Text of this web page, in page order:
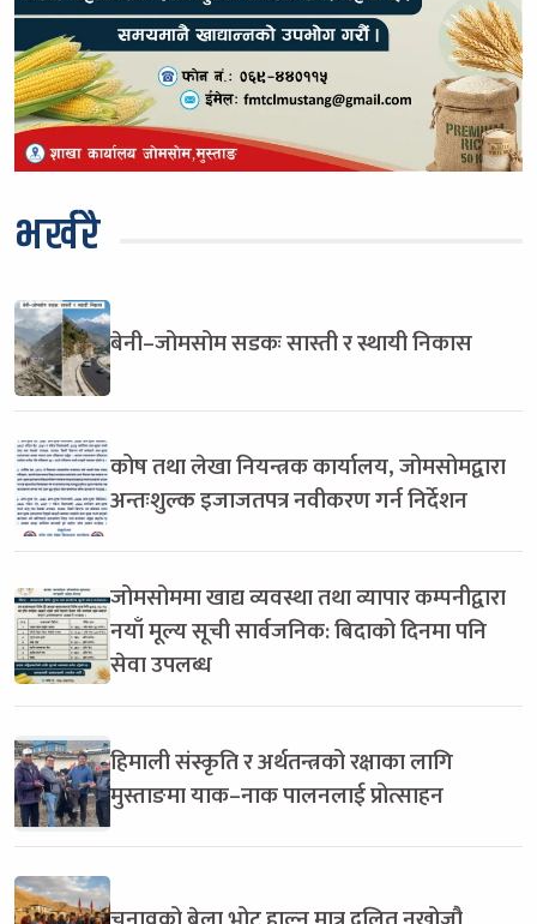
भर्खरै
बेनी–जोमसोम सडकः सास्ती र स्थायी निकास
कोष तथा लेखा नियन्त्रक कार्यालय, जोमसोमद्वारा
अन्तःशुल्क इजाजतपत्र नवीकरण गर्न निर्देशन
जोमसोममा खाद्य व्यवस्था तथा व्यापार कम्पनीद्वारा
नयाँ मूल्य सूची सार्वजनिक: बिदाको दिनमा पनि
सेवा उपलब्ध
हिमाली संस्कृति र अर्थतन्त्रको रक्षाका लागि
मुस्ताङमा याक–नाक पालनलाई प्रोत्साहन